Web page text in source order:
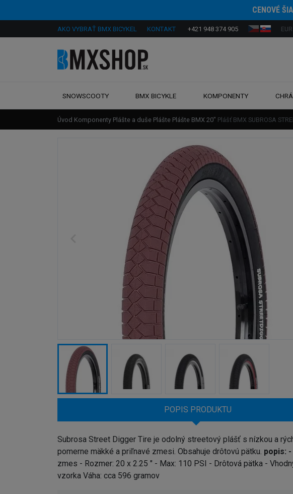
CENOVÉ
AKO VYBRAŤ BMX BICYKEL KONTAKT +421 948 374 905 EUR
SNOWSCOOTY BMX BICYKLE KOMPONENTY
Úvod Komponenty Plášte a duše Plášte Plášte BMX 20" Plášť BMX SUBROSA
POPIS PRODUKTU
Subrosa Street Digger Tire je odolný streetový plášť s nízkou a
pomerne mäkké a priľnavé zmesi. Obsahuje drôtovú pätku. popis: -
zmes - Rozmer: 20 x 2.25 " - Max: 110 PSI - Drôtová pätka -
vzorka Váha: cca 596 gramov